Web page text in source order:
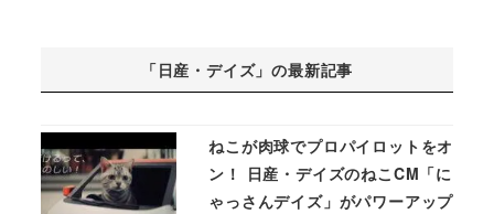
「日産・デイズ」の最新記事
ねこが肉球でプロパイロットをオ
ン！ 日産・デイズのねこCM「に
ゃっさんデイズ」がパワーアップ